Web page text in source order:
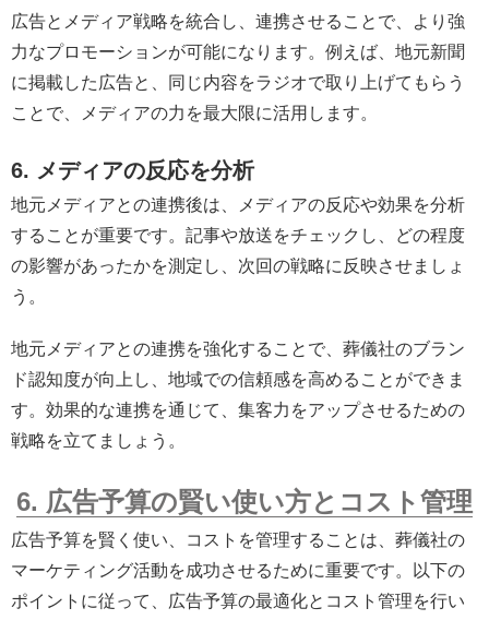
広告とメディア戦略を統合し、連携させることで、より強
力なプロモーションが可能になります。例えば、地元新聞
に掲載した広告と、同じ内容をラジオで取り上げてもらう
ことで、メディアの力を最大限に活用します。
6. メディアの反応を分析
地元メディアとの連携後は、メディアの反応や効果を分析
することが重要です。記事や放送をチェックし、どの程度
の影響があったかを測定し、次回の戦略に反映させましょ
う。
地元メディアとの連携を強化することで、葬儀社のブラン
ド認知度が向上し、地域での信頼感を高めることができま
す。効果的な連携を通じて、集客力をアップさせるための
戦略を立てましょう。
6. 広告予算の賢い使い方とコスト管理
広告予算を賢く使い、コストを管理することは、葬儀社の
マーケティング活動を成功させるために重要です。以下の
ポイントに従って、広告予算の最適化とコスト管理を行い